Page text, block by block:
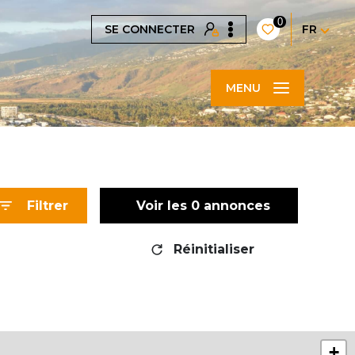
SE CONNECTER
0
FR
MENU
Filtrer Voir les 0annonces
Réinitialiser